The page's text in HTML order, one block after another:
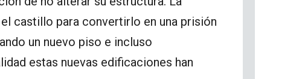
castillo para convertirlo en una prisión
un nuevo piso e incluso
estas nuevas edificaciones han